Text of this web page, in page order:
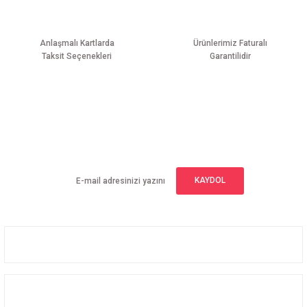
Anlaşmalı Kartlarda
Taksit Seçenekleri
Ürünlerimiz Faturalı
Garantilidir
KAYDOL